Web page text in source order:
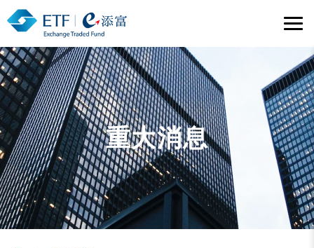
重大消息